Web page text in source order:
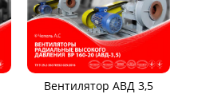
Вентилятор АВД 3,5